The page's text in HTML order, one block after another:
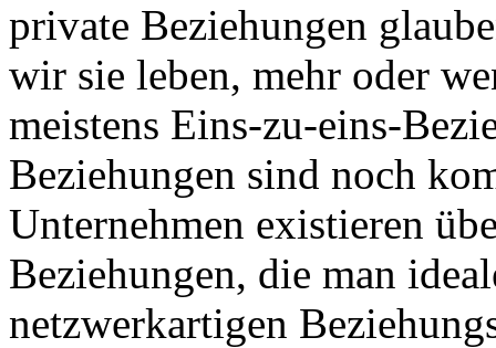
private Beziehungen
wir sie leben, mehr oder
meistens Eins-zu-eins-
Beziehungen sind noch
Unternehmen existieren
Beziehungen, die man
netzwerkartigen